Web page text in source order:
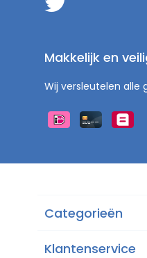
Makkelijk en
Wij versleutelen alle
Categorieën
Klantenservice